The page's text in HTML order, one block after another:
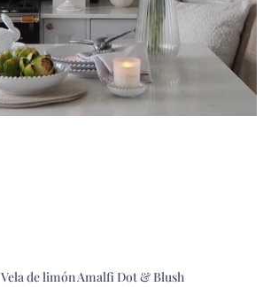
Vela de limón Amalfi Dot & Blush